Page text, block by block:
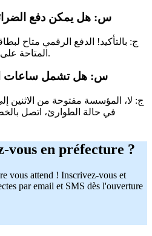
س: هل يمكن دفع
ج: بالتأكيد! الدفع الرقمي متاح
، المتاحة على مدار الساعة.
س: هل تشمل ساعات
في حالة الطوارئ، اتصل
vous en préfecture ?
vous attend ! Inscrivez-vous et
par email et SMS dès l'ouverture